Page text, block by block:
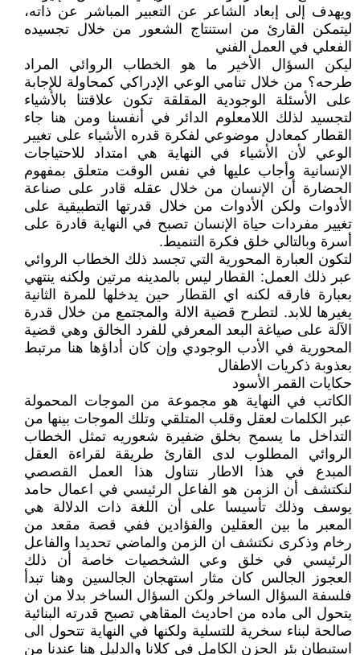
ويهدف إلى إبعاد الشاعر عن التعبير المباشر عن ذاته،
ليتمكن القارئ من استنتاج الشعور من خلال تجسيده
الفعلي في العمل الفني
ليكن السؤال الأخير ما هو الخطاب الروائي المراد
طرحه؟ من خلال تنامي الوعي الإدراكي كمحاولة للإجابة
على الأسئلة الوجودية المقلقة تكون علاقتنا بالأشياء
لتجسيد لذلك اللامعلوم الدائر في أنفسنا ومن هنا جاء
القطار كمعادل موضوعي لفكرة قدره الأشياء على تغيير
الوعي لأن الأشياء في النهاية هي امتداد للاحتياجات
الإنسانية وأجاب عليها في نفس الوقت متعلق بمفهوم
الحضارة أن الإنسان من خلال عقله قادر على صناعة
الأدوات ولكن الأدوات من خلال قدرتها التطبيقية على
تغيير مفردات حياة الإنسان تصبح في النهاية قادرة على
أسرة وبالتالي خلق فكرة التنميط.
لتكون العبارة المحورية التي تجسد ذلك الخطاب الروائي
عبر ذلك العمل: القطار ليس بالمدينه مرتين ولكنه ينتهي
بعبارة فارقه لكنه اي القطار حين يدخلها للمرة الثانية
يغيرها للابد. لتطرح قضية الالة والمجتمع من خلال قدرة
الآلة على صياغة البعد المعرفي للفرد الخالق وهي قضية
المحورية في الأدب الوجودي وإن كان أداؤها هنا مرتبط
بعذوبة ذكريات الاطفال
حكايات القمر الأسود
الكاتب في النهاية هو مجموعة من الموجات المحمولة
عبر الكلمات لعقل وقلب المتلقي وتلك الموجات بينها من
التداخل ما يسمح بخلق ضفيرة شعوريه تمثل الخطاب
الروائي المطلوب لدى القارئ طريقة لقراءة العقل
المبدع في هذا الاطار نتناول هذا العمل القصصي
لنكتشف أن الزمن هو الفاعل الرئيسي في اعمال حامد
يوسف وذلك تأسيسا على أن اللغة ذات الدلالة هي
المعبر ما بين العقلين والفؤادين ففي قصة مقعد من
رخام وذكرى نكتشف ان الزمن والماضي تحديدا والفاعل
الرئيسي في خلق وعي الشخصيات خاصة أن ذلك
العجوز الجالس كان مثار استهجان الجالسين وهنا تبدأ
فلسفة السؤال الساخر ولكن السؤال الساخر بدلا من ان
يتحول الى ماده من احاديث المقاهي تصبح قدرته البنائية
صالحة لبناء سخرية للتسلية ولكنها في النهاية تتحول الى
استبطان بئر الحزن الكامل في كلانا والدليل هنا عندنا من